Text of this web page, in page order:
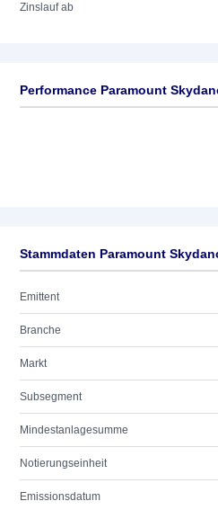
Zinslauf ab
Performance Paramount
Stammdaten Paramount
Emittent
Branche
Markt
Subsegment
Mindestanlagesumme
Notierungseinheit
Emissionsdatum